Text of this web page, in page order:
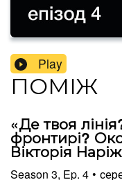
Play
ПОМІЖ
«Де твоя
фронтирі?
Вікторія
Season 3, Ep. 4 •